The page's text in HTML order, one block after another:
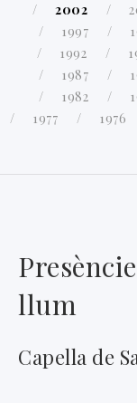
2002
1997
1992
1987
1982
1977
1976
llum
Capella de